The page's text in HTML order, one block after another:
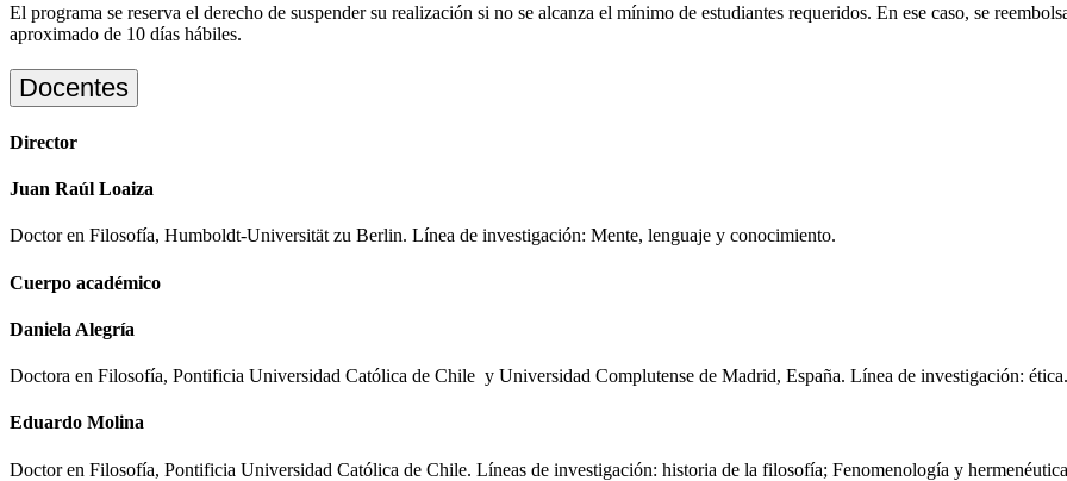
El programa se reserva el derecho de suspender su realización si no se alcanza el mínimo de estudiantes requeridos. En ese caso, se
aproximado de 10 días hábiles.
Docentes
Director
Juan Raúl Loaiza
Doctor en Filosofía, Humboldt-Universität zu Berlin. Línea de investigación: Mente, lenguaje y conocimiento.
Cuerpo académico
Daniela Alegría
Doctora en Filosofía, Pontificia Universidad Católica de Chile y Universidad Complutense de Madrid, España. Línea de investigación: ética.
Eduardo Molina
Doctor en Filosofía, Pontificia Universidad Católica de Chile. Líneas de investigación: historia de la filosofía; Fenomenología y